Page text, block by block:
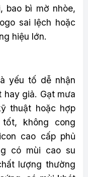
bao bì mờ nhòe,
sai lệch hoặc
hiệu lớn.
yếu tố dễ nhận
hay giả. Gạt mưa
thuật hoặc hợp
không cong
cao cấp phủ
có mùi cao su
lượng thường